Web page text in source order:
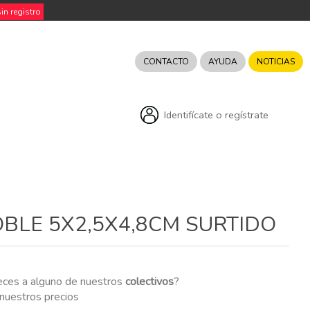
registro
CONTACTO AYUDA NOTICIAS
Identifícate o regístrate
5X2,5X4,8CM SURTIDO
a alguno de nuestroscolectivos?
precios